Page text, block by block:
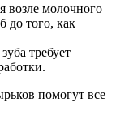
возле молочного
до того, как
требует
помогут все